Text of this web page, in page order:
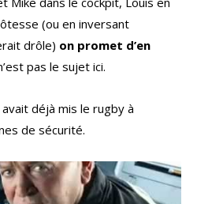
(ou en inversant
drôle) on promet d’en
pas le sujet ici.
déjà mis le rugby à
de sécurité.